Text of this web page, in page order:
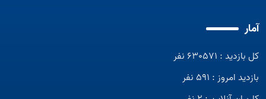
آمار
کل بازدید : 630571 نفر
بازدید امروز : 591 نفر